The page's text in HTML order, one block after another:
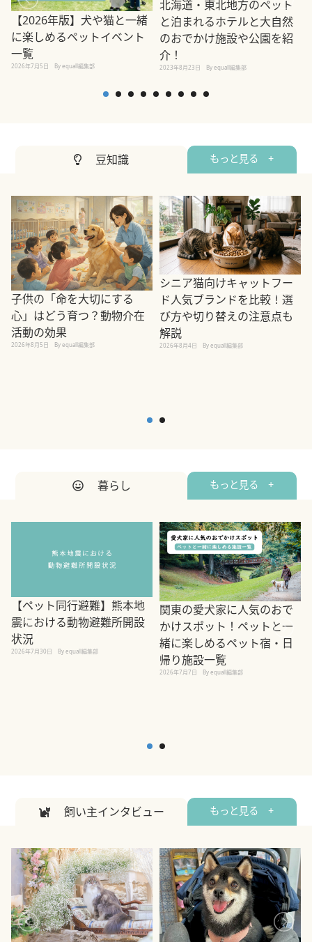
【2026年版】犬や猫と一緒
に楽しめるペットイベント
一覧
2026年7月5日 By equall編集部
北海道・東北地方のペット
と泊まれるホテルと大自然
のおでかけ施設や公園を紹
介！
2023年8月23日 By equall編集部
豆知識 もっと見る +
子供の「命を大切にする
心」はどう育つ？動物介在
活動の効果
2026年8月5日 By equall編集部
シニア猫向けキャットフー
ド人気ブランドを比較！選
び方や切り替えの注意点も
解説
2026年8月4日 By equall編集部
暮らし もっと見る +
【ペット同行避難】熊本地
震における動物避難所開設
状況
2026年7月30日 By equall編集部
関東の愛犬家に人気のおで
かけスポット！ペットと一
緒に楽しめるペット宿・日
帰り施設一覧
2026年7月7日 By equall編集部
飼い主インタビュー もっと見る +